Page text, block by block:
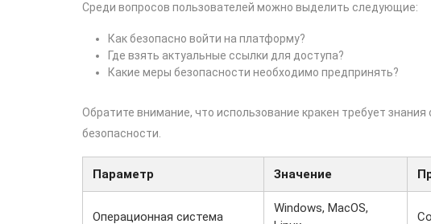
Среди вопросов пользователей можно выделить следующие:
Как безопасно войти на платформу?
Где взять актуальные ссылки для доступа?
Какие меры безопасности необходимо предпринять?
Обратите внимание, что использование кракен требует
безопасности.
Параметр Значение
Операционная система
Windows, MacOS,